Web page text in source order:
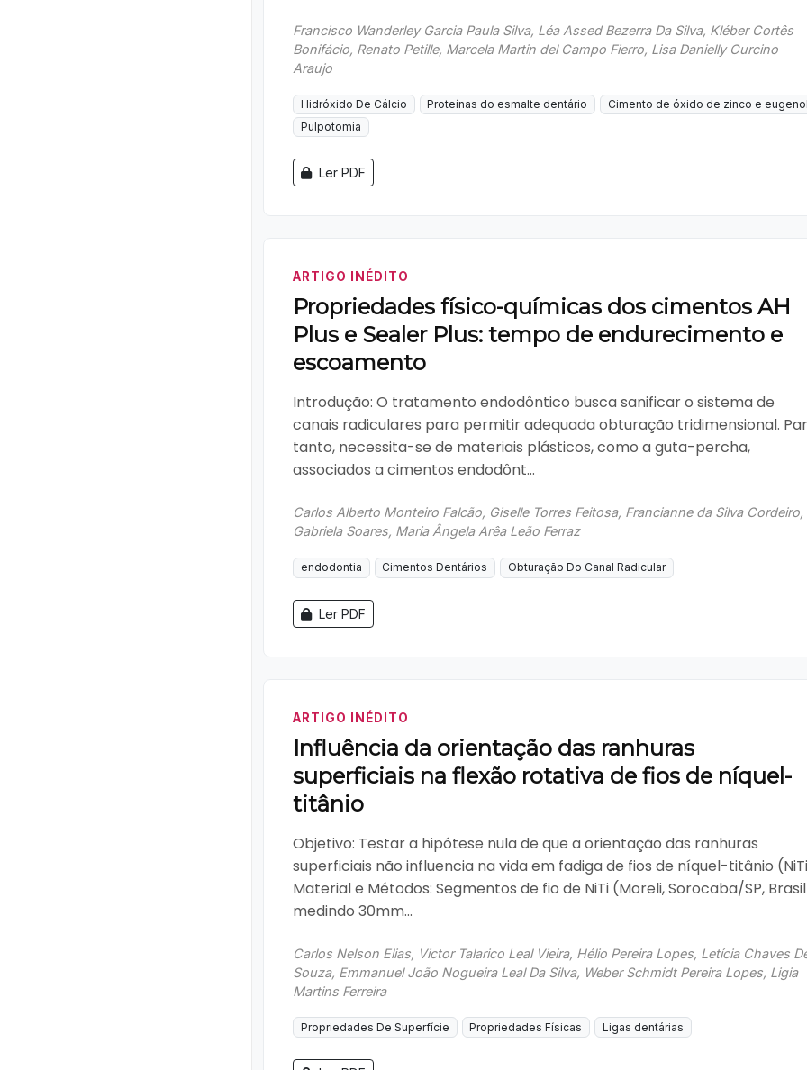
Francisco Wanderley Garcia Paula Silva, Léa Assed Bezerra Da Silva, Kléber Cortês
Bonifácio, Renato Petille, Marcela Martin del Campo Fierro, Lisa Danielly Curcino
Araujo
Hidróxido De Cálcio Proteínas do esmalte dentário
Cimento de óxido de zinco e
Pulpotomia
Ler PDF
ARTIGO INÉDITO
Propriedades físico-químicas dos cimentos AH
Plus e Sealer Plus: tempo de endurecimento e
escoamento
Introdução: O tratamento endodôntico busca sanificar o sistema de
canais radiculares para permitir adequada obturação tridimensional.
tanto, necessita-se de materiais plásticos, como a guta-percha,
associados a cimentos endodônt...
Carlos Alberto Monteiro Falcão, Giselle Torres Feitosa, Francianne da Silva Cordeiro,
Gabriela Soares, Maria Ângela Arêa Leão Ferraz
endodontia Cimentos Dentários Obturação Do Canal Radicular
Ler PDF
ARTIGO INÉDITO
Influência da orientação das ranhuras
superficiais na flexão rotativa de fios de níquel-
titânio
Objetivo: Testar a hipótese nula de que a orientação das ranhuras
superficiais não influencia na vida em fadiga de fios de níquel-titânio
Material e Métodos: Segmentos de fio de NiTi (Moreli, Sorocaba/SP,
medindo 30mm...
Carlos Nelson Elias, Victor Talarico Leal Vieira, Hélio Pereira Lopes, Letícia Chaves
Souza, Emmanuel João Nogueira Leal Da Silva, Weber Schmidt Pereira Lopes, Ligia
Martins Ferreira
Propriedades De Superfície Propriedades Físicas Ligas dentárias